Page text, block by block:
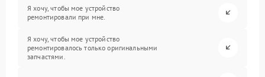
Я хочу, чтобы мое устройство
ремонтировали при мне.
Я хочу, чтобы мое устройство
ремонтировалось только оригинальными
запчастями.